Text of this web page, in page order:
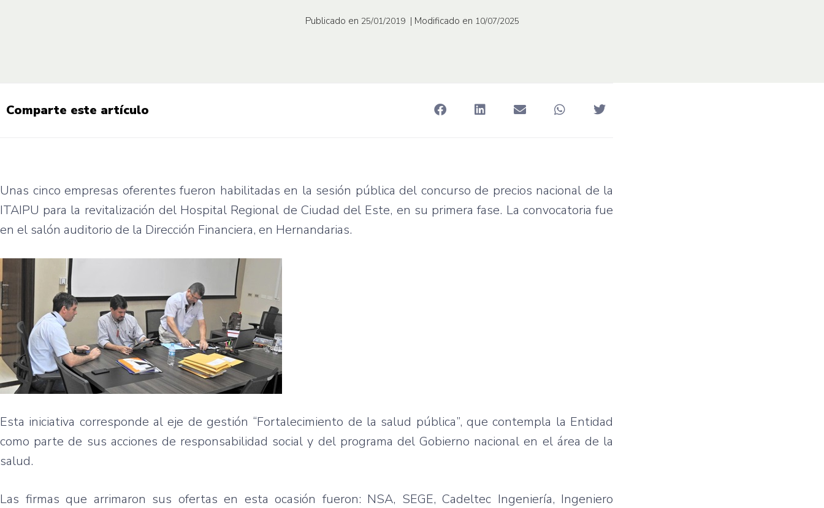
Publicado en 25/01/2019 | Modificado en 10/07/2025
Comparte este artículo
Unas cinco empresas oferentes fueron habilitadas en la sesión pública del concurso de precios nacional de la
ITAIPU para la revitalización del Hospital Regional de Ciudad del Este, en su primera fase. La convocatoria fue
en el salón auditorio de la Dirección Financiera, en Hernandarias.
Esta iniciativa corresponde al eje de gestión “Fortalecimiento de la salud pública”, que contempla la Entidad
como parte de sus acciones de responsabilidad social y del programa del Gobierno nacional en el área de la
salud.
Las firmas que arrimaron sus ofertas en esta ocasión fueron: NSA, SEGE, Cadeltec Ingeniería, Ingeniero